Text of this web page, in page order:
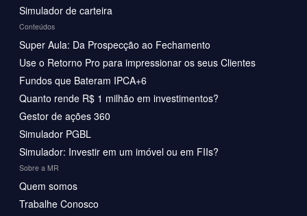
Simulador de carteira
Conteúdos
Super Aula: Da Prospecção ao Fechamento
Use o Retorno Pro para impressionar os seus Clientes
Fundos que Bateram IPCA+6
Quanto rende R$ 1 milhão em investimentos?
Gestor de ações 360
Simulador PGBL
Simulador: Investir em um imóvel ou em FIIs?
Sobre a MR
Quem somos
Trabalhe Conosco